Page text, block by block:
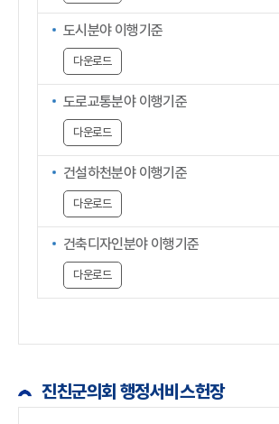
도시분야 이행기준
다운로드
도로교통분야 이행기준
다운로드
건설하천분야 이행기준
다운로드
건축디자인분야 이행기준
다운로드
진친군의회 행정서비스헌장